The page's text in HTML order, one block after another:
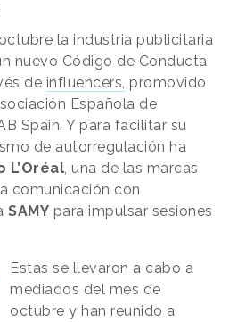
la industria publicitaria
nuevo Código de Conducta
de influencers, promovido
Española de
Spain. Y para facilitar su
de autorregulación ha
L’Oréal, una de las marcas
comunicación con
SAMY para impulsar sesiones
Estas se llevaron a cabo a
mediados del mes de
octubre y han reunido a